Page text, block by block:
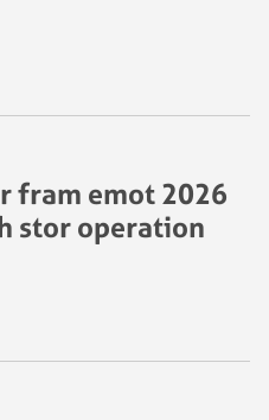
fram emot 2026
stor operation